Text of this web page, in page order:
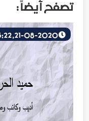
تصفح أيضاً :